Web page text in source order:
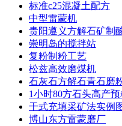
标准c25混凝土配方
中型雷蒙机
贵阳遵义方解石矿制
崇明岛的搅拌站
复粉制粉工艺
松兹高效磨煤机
石灰石方解石青石磨
1小时80方石头高产
干式充填采矿法实例
博山东方雷蒙磨厂